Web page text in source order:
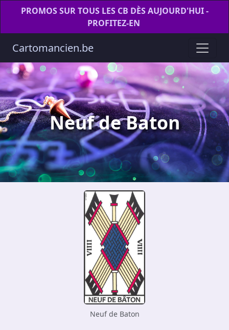
PROMOS SUR TOUS LES CB DÈS AUJOURD'HUI -
PROFITEZ-EN
Cartomancien.be
Neuf de Baton
Neuf de Baton